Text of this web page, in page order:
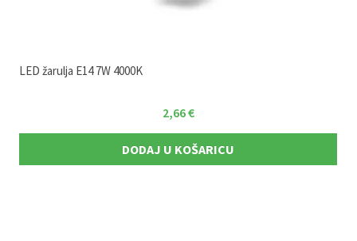
LED žarulja E14 7W 4000K
2,66€
DODAJ U KOŠARICU